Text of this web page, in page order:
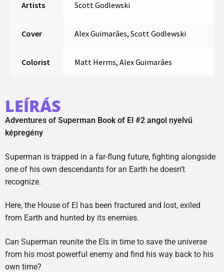
Artists Scott Godlewski
Cover Alex Guimarães, Scott Godlewski
Colorist Matt Herms, Alex Guimarães
LEÍRÁS
Adventures of Superman Book of El #2 angol nyelvű
képregény
Superman is trapped in a far-flung future, fighting alongside
one of his own descendants for an Earth he doesn’t
recognize.
Here, the House of El has been fractured and lost, exiled
from Earth and hunted by its enemies.
Can Superman reunite the Els in time to save the universe
from his most powerful enemy and find his way back to his
own time?